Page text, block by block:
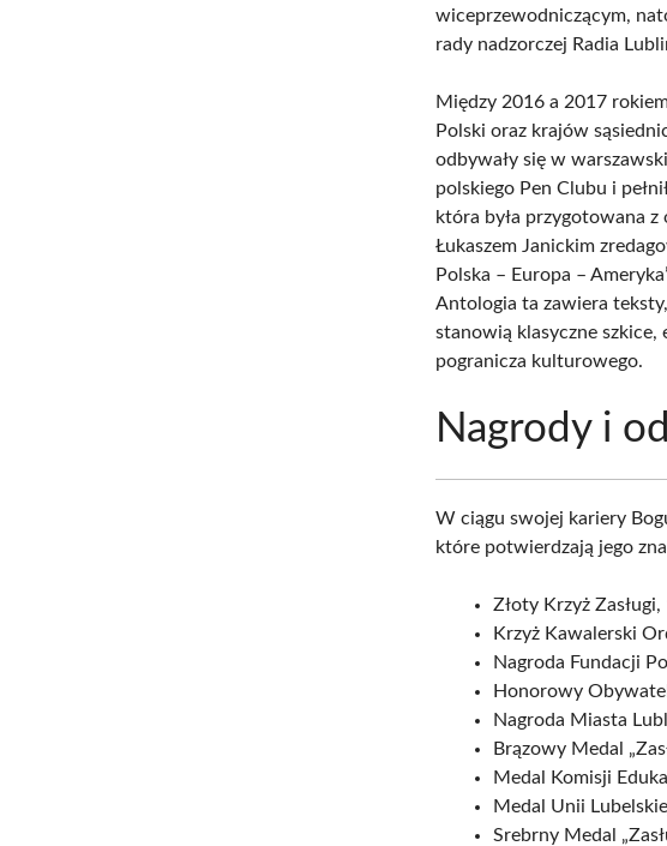
wiceprzewodniczącym,
rady nadzorczej Radia
Między 2016 a 2017
Polski oraz krajów
odbywały się w
polskiego Pen Clubu i
która była przygotowana
Łukaszem Janickim
Polska – Europa –
Antologia ta zawiera
stanowią klasyczne szkice,
pogranicza kulturowego.
Nagrody i
W ciągu swojej kariery
które potwierdzają jego
Złoty Krzyż Zasługi,
Krzyż Kawalerski
Nagroda Fundacji
Honorowy
Nagroda Miasta
Brązowy Medal
Medal Komisji
Medal Unii
Srebrny Medal